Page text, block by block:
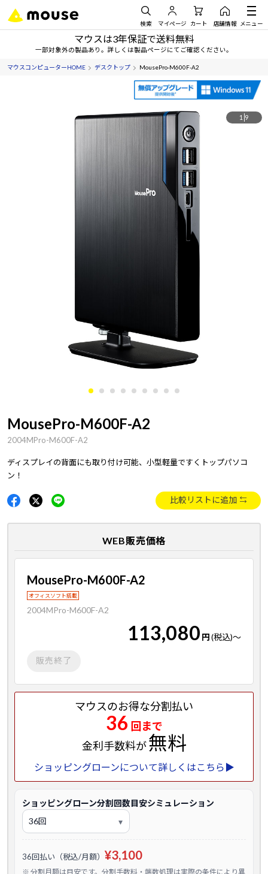
検索 マイページ カート 店舗情報 メニュー
マウスは3年保証で送料無料
一部対象外の製品あり。詳しくは製品ページにてご確認ください。
マウスコンピューターHOME デスクトップ MousePro-M600F-A2
1 9
MousePro-M600F-A2
2004MPro-M600F-A2
ディスプレイの背面にも取り付け可能、小型軽量ですくトップパソコ
ン！
比較リストに追加
WEB販売価格
MousePro-M600F-A2
オフィスソフト搭載
2004MPro-M600F-A2
113,080 円(税込)～
販売終了
マウスのお得な分割払い
36 回まで
金利手数料が無料
ショッピングローンについて詳しくはこちら▶
ショッピングローン分割回数目安シミュレーション
36回払い（税込/月額） ¥3,100
※ 分割月額は目安です。分割手数料・端数処理は実際の条件により異